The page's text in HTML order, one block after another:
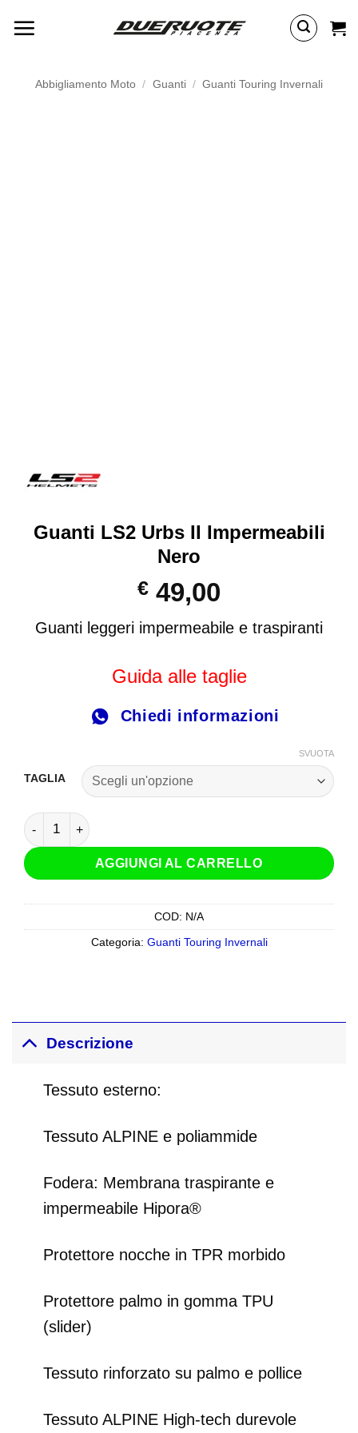
Abbigliamento Moto / Guanti / Guanti Touring Invernali
Guanti LS2 Urbs II Impermeabili
Nero
€ 49,00
Guanti leggeri impermeabile e traspiranti
Guida alle taglie
Chiedi informazioni
TAGLIA
SVUOTA
Guanti LS2 Urbs II Impermeabili Nero quantità
AGGIUNGI AL CARRELLO
COD: N/A
Categoria: Guanti Touring Invernali
Descrizione
Tessuto esterno:
Tessuto ALPINE e poliammide
Fodera: Membrana traspirante e
impermeabile Hipora®
Protettore nocche in TPR morbido
Protettore palmo in gomma TPU
(slider)
Tessuto rinforzato su palmo e pollice
Tessuto ALPINE High-tech durevole